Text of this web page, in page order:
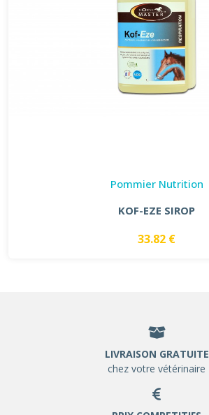
Pommier Nutrition
KOF-EZE SIROP
33.82 €
LIVRAISON GRATUITE
chez votre vétérinaire